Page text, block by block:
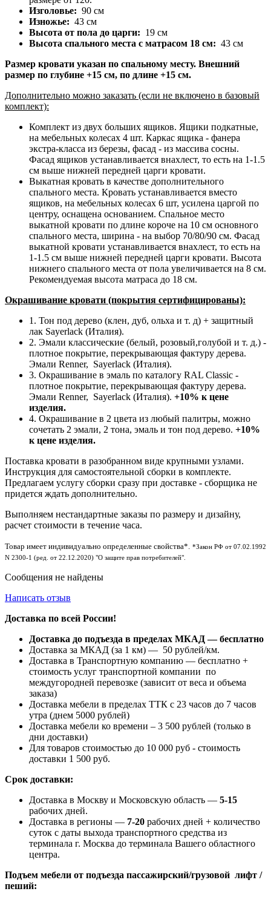
Изголовье: 90 см
Изножье: 43 см
Высота от пола до царги: 19 см
Высота спального места с матрасом 18 см: 43 см
Размер кровати указан по спальному месту. Внешний
размер по глубине +15 см, по длине +15 см.
Дополнительно можно заказать (если не включено в базовый
комплект):
Комплект из двух больших ящиков. Ящики подкатные,
на мебельных колесах 4 шт. Каркас ящика - фанера
экстра-класса из березы, фасад - из массива сосны.
Фасад ящиков устанавливается внахлест, то есть на 1-1.5
см выше нижней передней царги кровати.
Выкатная кровать в качестве дополнительного
спального места. Кровать устанавливается вместо
ящиков, на мебельных колесах 6 шт, усилена царгой по
центру, оснащена основанием. Спальное место
выкатной кровати по длине короче на 10 см основного
спального места, ширина - на выбор 70/80/90 см. Фасад
выкатной кровати устанавливается внахлест, то есть на
1-1.5 см выше нижней передней царги кровати. Высота
нижнего спального места от пола увеличивается на 8 см.
Рекомендуемая высота матраса до 18 см.
Окрашивание кровати (покрытия сертифицированы):
1. Тон под дерево (клен, дуб, ольха и т. д) + защитный
лак Sayerlack (Италия).
2. Эмали классические (белый, розовый,голубой и т. д.) -
плотное покрытие, перекрывающая фактуру дерева.
Эмали Renner, Sayerlack (Италия).
3. Окрашивание в эмаль по каталогу RAL Classic -
плотное покрытие, перекрывающая фактуру дерева.
Эмали Renner, Sayerlack (Италия). +10% к цене
изделия.
4. Окрашивание в 2 цвета из любый палитры, можно
сочетать 2 эмали, 2 тона, эмаль и тон под дерево. +10%
к цене изделия.
Поставка кровати в разобранном виде крупными узлами.
Инструкция для самостоятельной сборки в комплекте.
Предлагаем услугу сборки сразу при доставке - сборщика не
придется ждать дополнительно.
Выполняем нестандартные заказы по размеру и дизайну,
расчет стоимости в течение часа.
Товар имеет индивидуально определенные свойства*.
*Закон РФ от 07.02.1992
N 2300-1 (ред. от 22.12.2020) "О защите прав потребителей".
Сообщения не найдены
Написать отзыв
Доставка по всей России!
Доставка до подъезда в пределах МКАД — бесплатно
Доставка за МКАД (за 1 км) — 50 рублей/км.
Доставка в Транспортную компанию — бесплатно +
стоимость услуг транспортной компании по
междугородней перевозке (зависит от веса и объема
заказа)
Доставка мебели в пределах ТТК с 23 часов до 7 часов
утра (днем 5000 рублей)
Доставка мебели ко времени – 3 500 рублей (только в
дни доставки)
Для товаров стоимостью до 10 000 руб - стоимость
доставки 1 500 руб.
Срок доставки:
Доставка в Москву и Московскую область — 5-15
рабочих дней.
Доставка в регионы — 7-20 рабочих дней + количество
суток с даты выхода транспортного средства из
терминала г. Москва до терминала Вашего областного
центра.
Подъем мебели от подъезда пассажирский/грузовой лифт /
пеший: